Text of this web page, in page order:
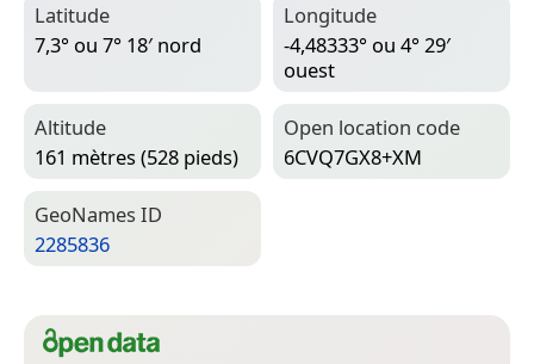
Latitude
7,3° ou 7° 18′ nord
Longitude
-4,48333° ou 4° 29′
ouest
Altitude
161 mètres (528 pieds)
Open location code
6CVQ7GX8+XM
Geo­Names ID
2285836